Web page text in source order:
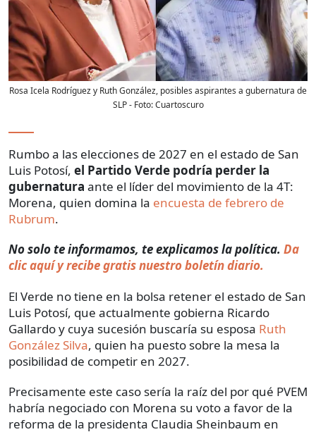
Rosa Icela Rodríguez y Ruth González, posibles aspirantes a gubernatura de
SLP- Foto:Cuartoscuro
Rumbo a las elecciones de 2027 en el estado de San
Luis Potosí, el Partido Verde podría perder la
gubernatura ante el líder del movimiento de la 4T:
Morena, quien domina la encuesta de febrero de
Rubrum.
No solo te informamos, te explicamos la política. Da
clic aquí y recibe gratis nuestro boletín diario.
El Verde no tiene en la bolsa retener el estado de San
Luis Potosí, que actualmente gobierna Ricardo
Gallardo y cuya sucesión buscaría su esposa Ruth
González Silva, quien ha puesto sobre la mesa la
posibilidad de competir en 2027.
Precisamente este caso sería la raíz del por qué PVEM
habría negociado con Morena su voto a favor de la
reforma de la presidenta Claudia Sheinbaum en